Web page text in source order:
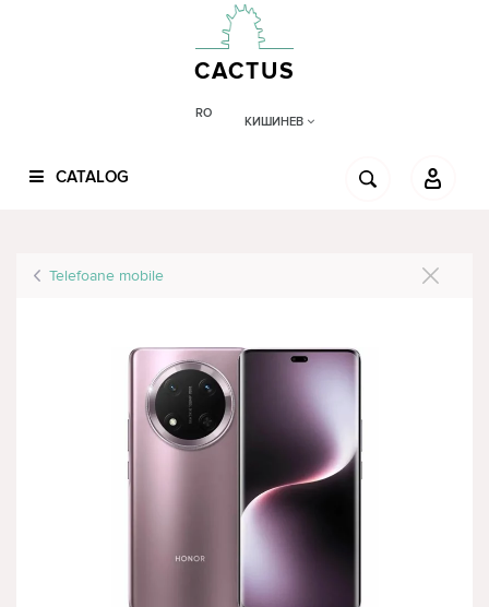
CACTUS
RO
КИШИНЕВ
CATALOG
Telefoane mobile